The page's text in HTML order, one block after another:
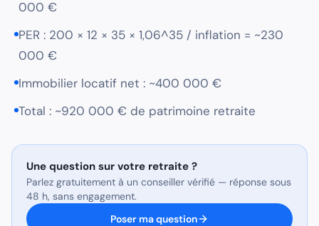
000 €
PER : 200 × 12 × 35 × 1,06^35 / inflation = ~230
000 €
Immobilier locatif net : ~400 000 €
Total : ~920 000 € de patrimoine retraite
Une question sur votre retraite ?
Parlez gratuitement à un conseiller vérifié — réponse sous
48 h, sans engagement.
Poser ma question